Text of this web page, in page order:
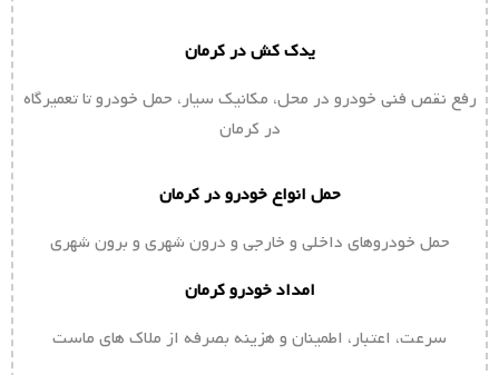
یدک کش در کرمان
رفع نقص فنی خودرو در محل، مکانیک سیار، حمل خودرو تا تعمیرگاه
در کرمان
حمل انواع خودرو در کرمان
حمل خودروهای داخلی و خارجی و درون شهری و برون شهری
امداد خودرو کرمان
سرعت، اعتبار، اطمینان و هزینه بصرفه از ملاک های ماست